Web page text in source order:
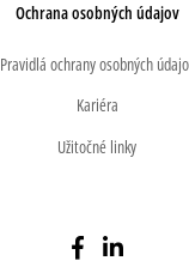
Ochrana osobných údajov
Pravidlá ochrany osobných
Kariéra
Užitočné linky